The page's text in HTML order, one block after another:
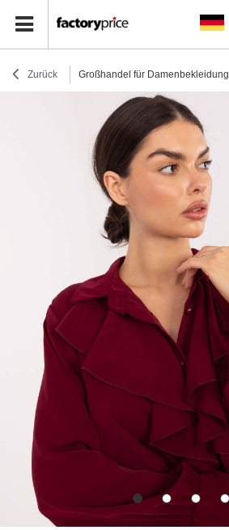
Zurück Großhandel für Damenbekleidung